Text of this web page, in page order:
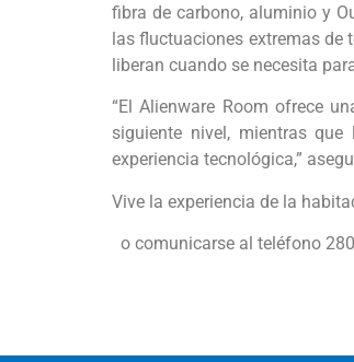
fibra de carbono, aluminio y
las fluctuaciones extremas de
liberan cuando se necesita
“El Alienware Room ofrece
siguiente nivel, mientras
experiencia tecnológica,”
Vive la experiencia de la
o comunicarse al teléfono